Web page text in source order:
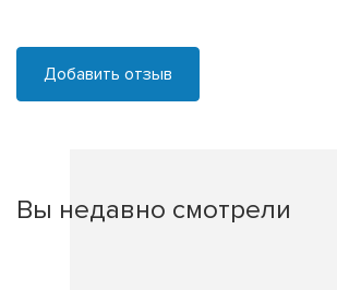
Добавить отзыв
Вы недавно смотрели